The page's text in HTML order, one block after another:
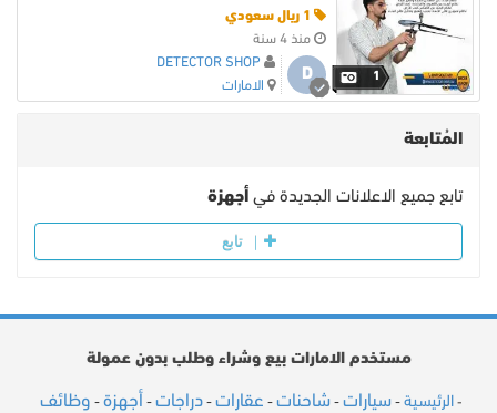
1
منذ 4 سنة
D
DETECTOR SHOP
الامارات
المُتابعة
تابع جميع الاعلانات الجديدة في أجهزة
تابع
مستخدم الامارات بيع وشراء وطلب بدون عمولة
- الرئيسية - سيارات - شاحنات - عقارات - دراجات - أجهزة - وظائف